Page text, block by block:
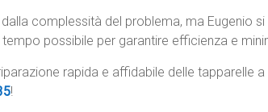
complessità del problema, ma Eugenio
tempo possibile per garantire efficienza e
rapida e affidabile delle tapparelle
!